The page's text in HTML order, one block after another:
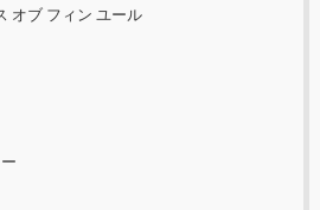
ス オブ フィン ユール